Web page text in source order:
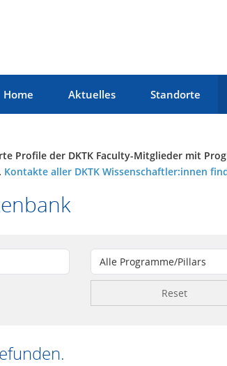
Home Aktuelles Standorte
Profile der DKTK Faculty-Mitglieder mit
Kontakte aller DKTK Wissenschaftler:innen
Reset